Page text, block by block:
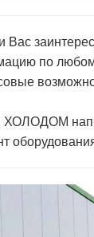
по
ХОЛОДОМ